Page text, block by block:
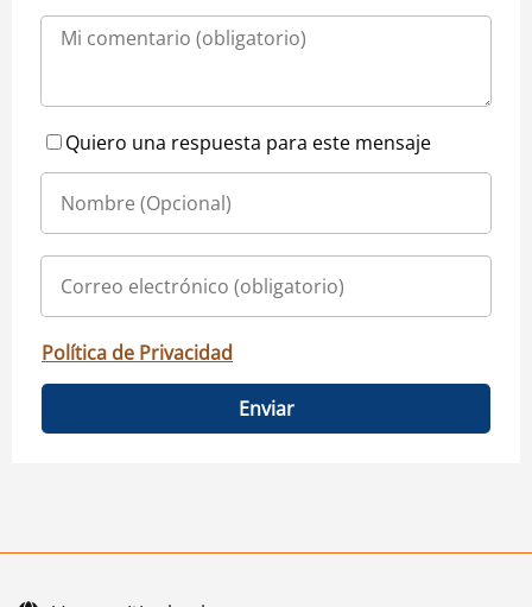
Quiero una respuesta para este mensaje
Política de Privacidad
Enviar